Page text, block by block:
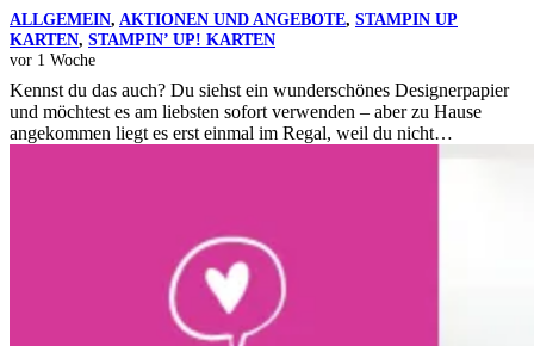
ALLGEMEIN, AKTIONEN UND ANGEBOTE, STAMPIN UP
KARTEN, STAMPIN’ UP! KARTEN
vor 1 Woche
Kennst du das auch? Du siehst ein wunderschönes Designerpapier
und möchtest es am liebsten sofort verwenden – aber zu Hause
angekommen liegt es erst einmal im Regal, weil du nicht…